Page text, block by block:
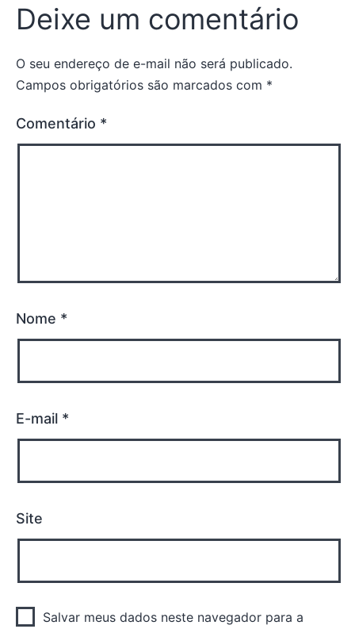
Deixe um comentário
O seu endereço de e-mail não será publicado.
Campos obrigatórios são marcados com *
Comentário *
Nome *
E-mail *
Site
Salvar meus dados neste navegador para a